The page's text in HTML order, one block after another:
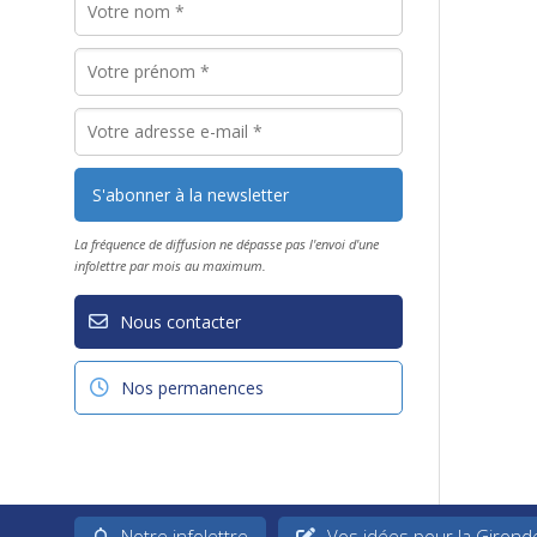
La fréquence de diffusion ne dépasse pas l'envoi d'une
infolettre par mois au maximum.
Nous contacter
Nos permanences